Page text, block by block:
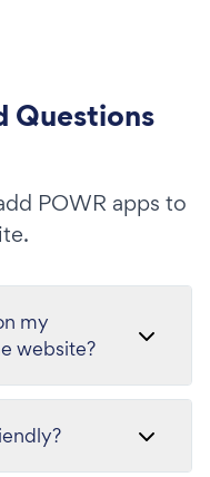
Questions
POWR apps to
my
website?